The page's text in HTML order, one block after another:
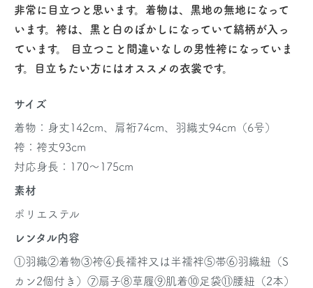
非常に目立つと思います。着物は、黒地の無地になって
います。袴は、黒と白のぼかしになっていて縞柄が入っ
ています。 目立つこと間違いなしの男性袴になっていま
す。目立ちたい方にはオススメの衣裳です。
サイズ
着物：身丈142cm、肩裄74cm、羽織丈94cm（6号）
袴：袴丈93cm
対応身長：170～175cm
素材
ポリエステル
レンタル内容
①羽織②着物③袴④長襦袢又は半襦袢⑤帯⑥羽織紐（S
カン2個付き）⑦扇子⑧草履⑨肌着⑩足袋⑪腰紐（2本）